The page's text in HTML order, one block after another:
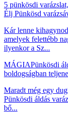
5 pünkösdi
Élj Pünkösd
Kár lenne
amelyek felettébb
ilyenkor a Sz...
MÁGIAPünkösdi
boldogságban
Maradt még egy
Pünkösdi áldás
bő...